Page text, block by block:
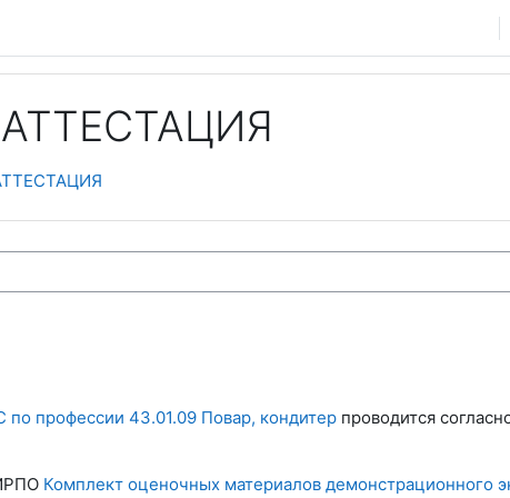
по профессии 43.01.09 Повар, кондитер проводится
Комплект оценочных материалов демонстрационного